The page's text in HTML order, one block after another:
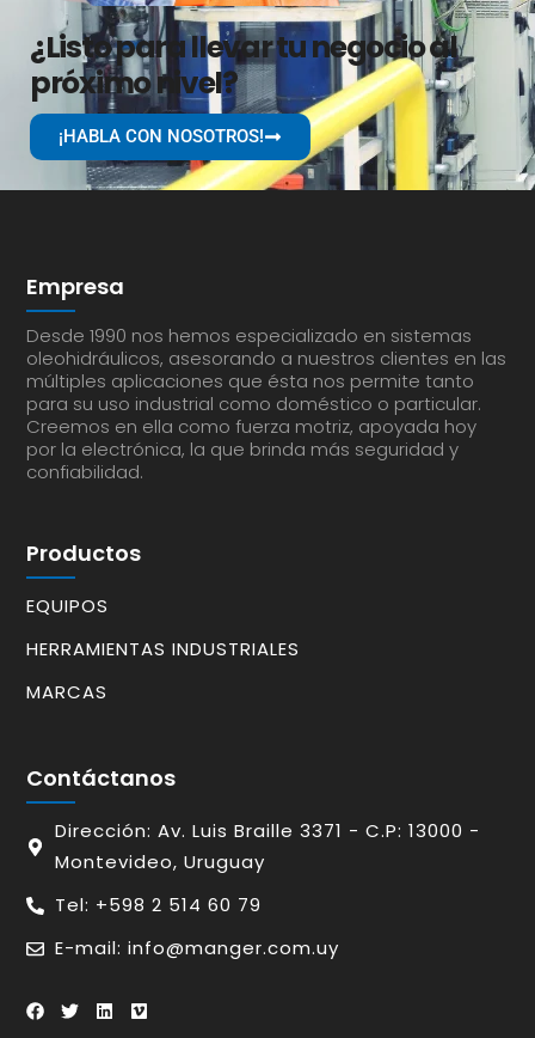
¿Listo para llevar tu negocio al
próximo nivel?
¡HABLA CON NOSOTROS!
Empresa
Desde 1990 nos hemos especializado en sistemas
oleohidráulicos, asesorando a nuestros clientes en las
múltiples aplicaciones que ésta nos permite tanto
para su uso industrial como doméstico o particular.
Creemos en ella como fuerza motriz, apoyada hoy
por la electrónica, la que brinda más seguridad y
confiabilidad.
Productos
EQUIPOS
HERRAMIENTAS INDUSTRIALES
MARCAS
Contáctanos
Dirección: Av. Luis Braille 3371 - C.P: 13000 -
Montevideo, Uruguay
Tel: +598 2 514 60 79
E-mail: info@manger.com.uy